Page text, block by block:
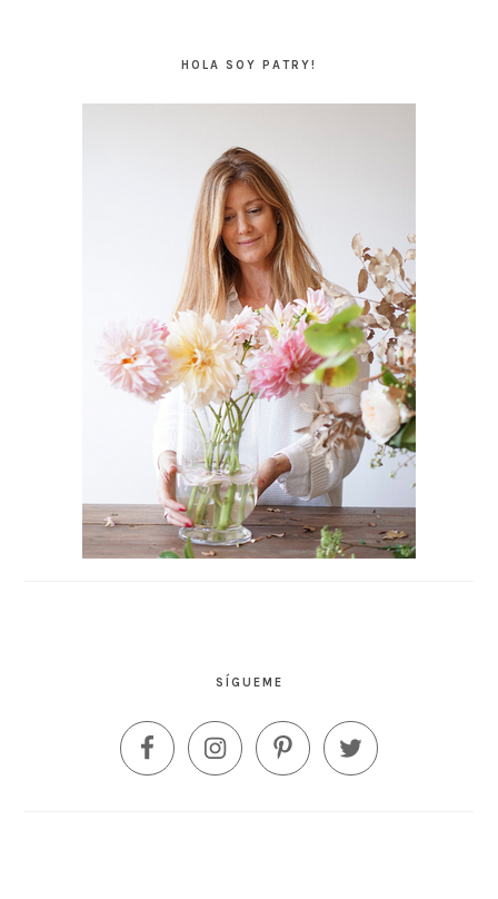
HOLA SOY PATRY!
SÍGUEME